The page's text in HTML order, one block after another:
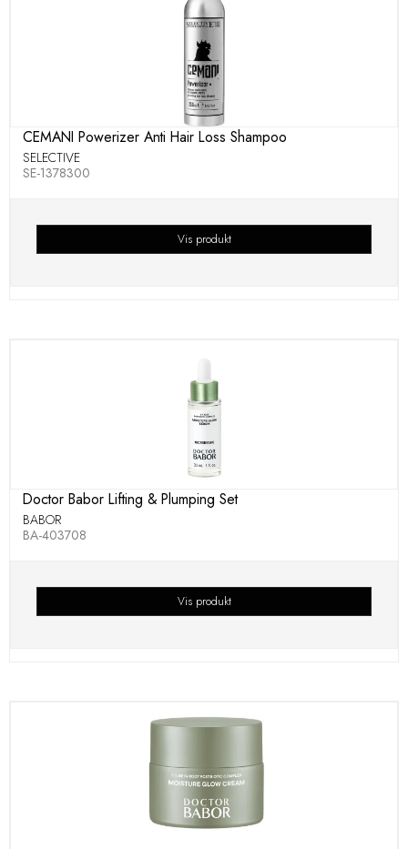
CEMANI Powerizer Anti Hair Loss Shampoo
SELECTIVE
SE-1378300
Vis produkt
Doctor Babor Lifting & Plumping Set
BABOR
BA-403708
Vis produkt